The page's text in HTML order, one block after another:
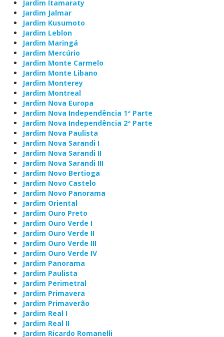
Jardim Itamaraty
Jardim Jalmar
Jardim Kusumoto
Jardim Leblon
Jardim Maringá
Jardim Mercúrio
Jardim Monte Carmelo
Jardim Monte Libano
Jardim Monterey
Jardim Montreal
Jardim Nova Europa
Jardim Nova Independência 1ª Parte
Jardim Nova Independência 2ª Parte
Jardim Nova Paulista
Jardim Nova Sarandi I
Jardim Nova Sarandi II
Jardim Nova Sarandi III
Jardim Novo Bertioga
Jardim Novo Castelo
Jardim Novo Panorama
Jardim Oriental
Jardim Ouro Preto
Jardim Ouro Verde I
Jardim Ouro Verde II
Jardim Ouro Verde III
Jardim Ouro Verde IV
Jardim Panorama
Jardim Paulista
Jardim Perimetral
Jardim Primavera
Jardim Primaverão
Jardim Real I
Jardim Real II
Jardim Ricardo Romanelli